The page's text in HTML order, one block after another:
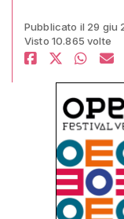
Pubblicato il 29 giu
Visto 10.865 volte